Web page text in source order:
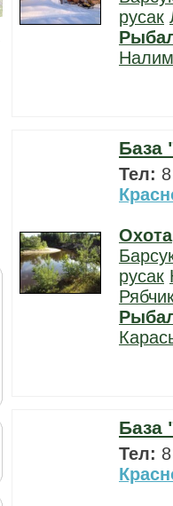
русак
Налим
База
Тел:
Охота
русак
База
Тел: